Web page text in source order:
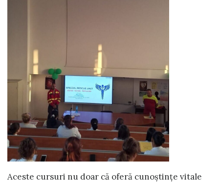
Aceste cursuri nu doar că oferă cunoștințe vitale